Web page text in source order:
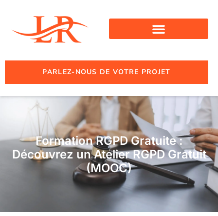
PARLEZ-NOUS DE VOTRE PROJET
Formation RGPD Gratuite :
Découvrez un Atelier RGPD Gratuit
(MOOC)